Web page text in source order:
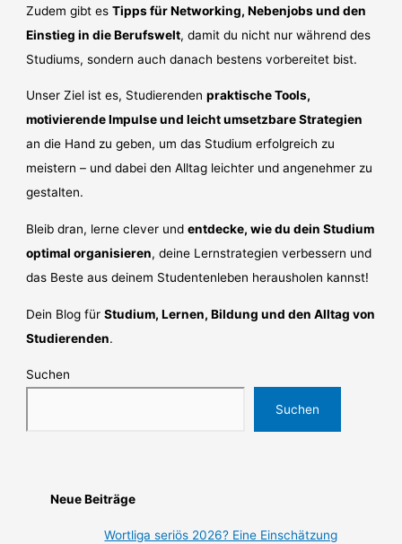
Zudem gibt esTipps für Networking, Nebenjobs und den
Einstieg in die Berufswelt, damit du nicht nur während des
Studiums, sondern auch danach bestens vorbereitet bist.
Unser Ziel ist es, Studierendenpraktische Tools,
motivierende Impulse und leicht umsetzbare Strategien
an die Hand zu geben, um das Studium erfolgreich zu
meistern – und dabei den Alltag leichter und angenehmer zu
gestalten.
Bleib dran, lerne clever undentdecke, wie du dein Studium
optimal organisieren, deine Lernstrategien verbessern und
das Beste aus deinem Studentenleben herausholen kannst!
Dein Blog fürStudium, Lernen, Bildung und den Alltag von
Studierenden.
Suchen
Suchen
Neue Beiträge
Wortliga seriös 2026? Eine Einschätzung